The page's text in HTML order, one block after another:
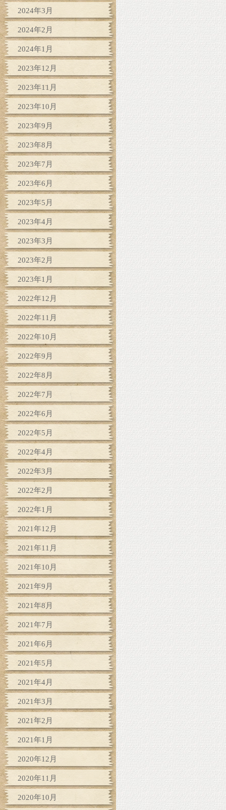
2024年3月
2024年2月
2024年1月
2023年12月
2023年11月
2023年10月
2023年9月
2023年8月
2023年7月
2023年6月
2023年5月
2023年4月
2023年3月
2023年2月
2023年1月
2022年12月
2022年11月
2022年10月
2022年9月
2022年8月
2022年7月
2022年6月
2022年5月
2022年4月
2022年3月
2022年2月
2022年1月
2021年12月
2021年11月
2021年10月
2021年9月
2021年8月
2021年7月
2021年6月
2021年5月
2021年4月
2021年3月
2021年2月
2021年1月
2020年12月
2020年11月
2020年10月